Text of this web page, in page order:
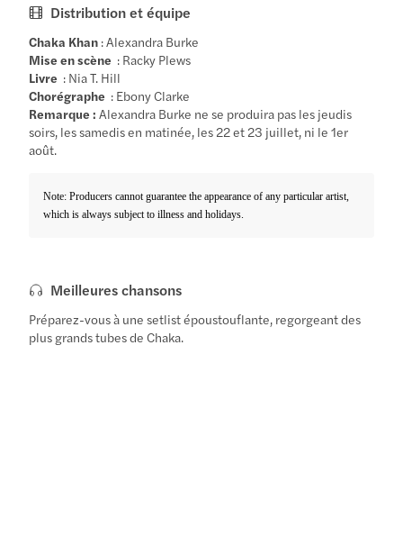
Distribution et équipe
Chaka Khan : Alexandra Burke
Mise en scène : Racky Plews
Livre : Nia T. Hill
Chorégraphe : Ebony Clarke
Remarque : Alexandra Burke ne se produira pas les jeudis
soirs, les samedis en matinée, les 22 et 23 juillet, ni le 1er
août.
Note: Producers cannot guarantee the appearance of any particular artist,
which is always subject to illness and holidays.
Meilleures chansons
Préparez-vous à une setlist époustouflante, regorgeant des
plus grands tubes de Chaka.